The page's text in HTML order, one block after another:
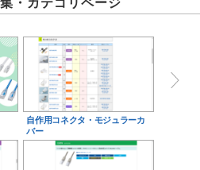
・カテゴリページ
自作用コネクタ・モジュラーカ
バー